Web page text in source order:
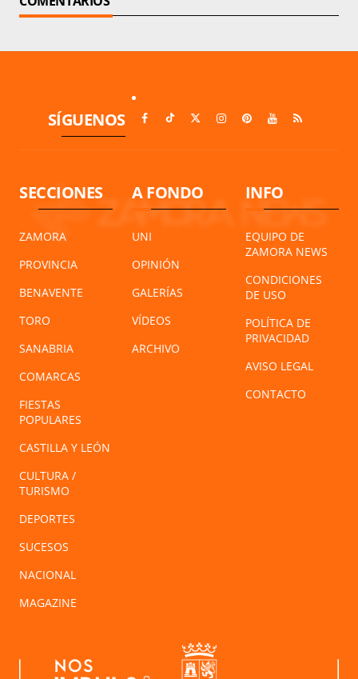
SÍGUENOS
SECCIONES
ZAMORA
PROVINCIA
BENAVENTE
TORO
SANABRIA
COMARCAS
FIESTAS
POPULARES
CASTILLA Y LEÓN
CULTURA /
TURISMO
DEPORTES
SUCESOS
NACIONAL
MAGAZINE
A FONDO
UNI
OPINIÓN
GALERÍAS
VÍDEOS
ARCHIVO
INFO
EQUIPO DE
ZAMORA NEWS
CONDICIONES
DE USO
POLÍTICA DE
PRIVACIDAD
AVISO LEGAL
CONTACTO